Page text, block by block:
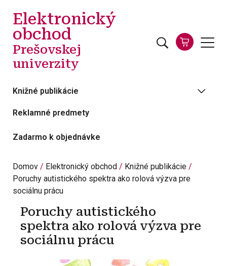
Elektronický
obchod
Prešovskej
univerzity
Knižné publikácie
Reklamné predmety
Zadarmo k objednávke
Domov Elektronický obchod
Knižné publikácie
Poruchy autistického spektra ako rolová výzva pre
sociálnu prácu
Poruchy autistického
spektra ako rolová výzva pre
sociálnu prácu